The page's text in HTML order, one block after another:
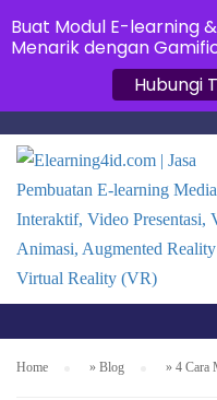
CARA
Home » Blog » 4 Cara
Buat Modul E-learning
Menarik dengan
Hubungi